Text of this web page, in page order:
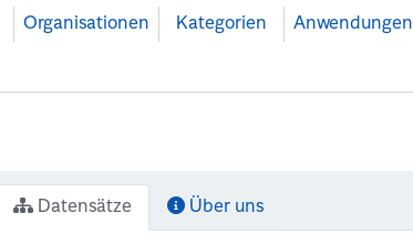
Organisationen Kategorien Anwendungen
Datensätze Über uns